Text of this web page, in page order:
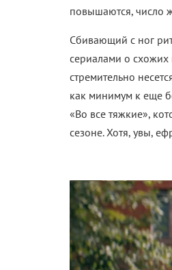
повышаются, число
Сбивающий с ног
сериалами о схожих
стремительно
как минимум к еще
«Во все тяжкие»,
сезоне. Хотя, увы,